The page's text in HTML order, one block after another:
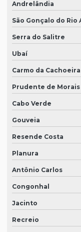
Andrelândia
São Gonçalo do Rio
Serra do Salitre
Ubaí
Carmo da Cachoeira
Prudente de Morais
Cabo Verde
Gouveia
Resende Costa
Planura
Antônio Carlos
Congonhal
Jacinto
Recreio